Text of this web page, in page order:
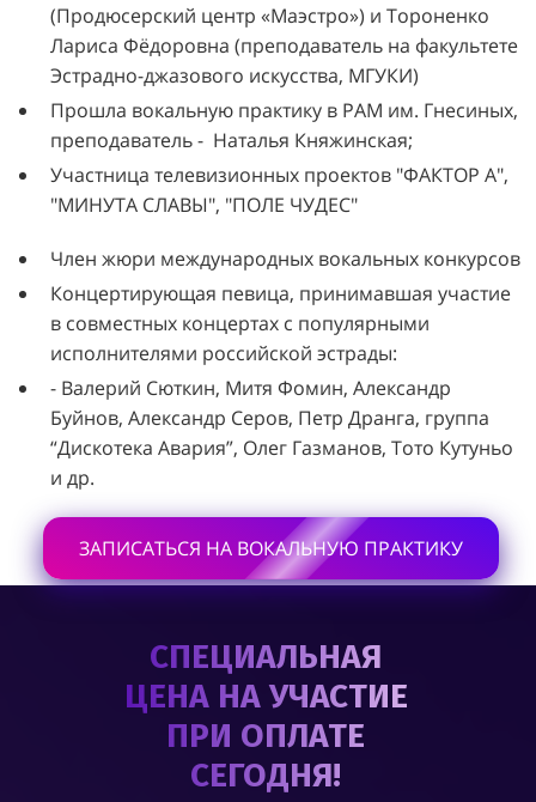
(Продюсерский центр «Маэстро») и Тороненко
Лариса Фёдоровна (преподаватель на факультете
Эстрадно-джазового искусства, МГУКИ)
Прошла вокальную практику в РАМ им. Гнесиных,
преподаватель - Наталья Княжинская;
Участница телевизионных проектов "ФАКТОР А",
"МИНУТА СЛАВЫ", "ПОЛЕ ЧУДЕС"
Член жюри международных вокальных конкурсов
Концертирующая певица, принимавшая участие
в совместных концертах с популярными
исполнителями российской эстрады:
- Валерий Сюткин, Митя Фомин, Александр
Буйнов, Александр Серов, Петр Дранга, группа
“Дискотека Авария”, Олег Газманов, Тото Кутуньо
и др.
ЗАПИСАТЬСЯ НА ВОКАЛЬНУЮ ПРАКТИКУ
СПЕЦИАЛЬНАЯ
ЦЕНА НА УЧАСТИЕ
ПРИ ОПЛАТЕ
СЕГОДНЯ!